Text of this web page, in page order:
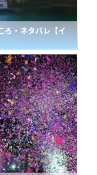
・ネタバレ【イ